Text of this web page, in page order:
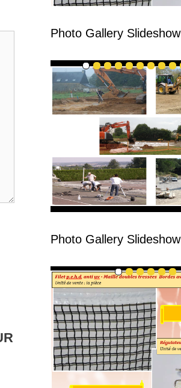
Photo Gallery Slideshow
Photo Gallery Slideshow